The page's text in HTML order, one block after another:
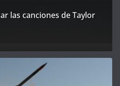
las canciones de Taylor